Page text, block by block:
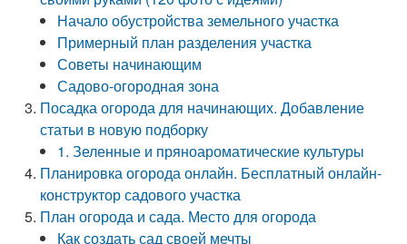
Начало обустройства земельного участка
Примерный план разделения участка
Советы начинающим
Садово-огородная зона
Посадка огорода для начинающих. Добавление
статьи в новую подборку
1. Зеленные и пряноароматические культуры
Планировка огорода онлайн. Бесплатный онлайн-
конструктор садового участка
План огорода и сада. Место для огорода
Как создать сад своей мечты